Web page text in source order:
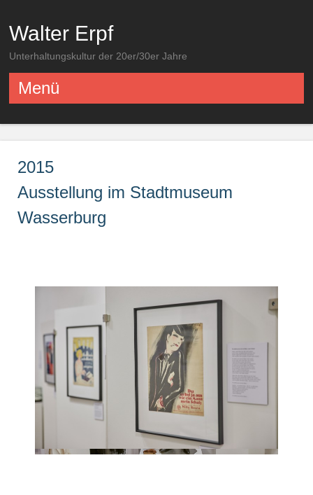
Walter Erpf
Unterhaltungskultur der 20er/30er Jahre
Menü
2015
Ausstellung im Stadtmuseum
Wasserburg